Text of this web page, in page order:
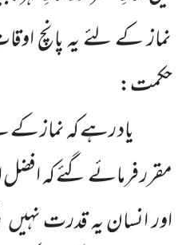
نماز کے لئے یہ پانچ
حکمت:
یاد رہے کہ نماز
مقرر فرمائے گئے کہ
اور انسان یہ قدرت نہیں